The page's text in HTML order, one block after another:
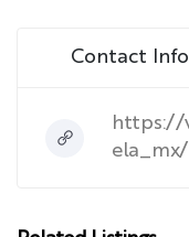
Contact
https://
ela_mx/